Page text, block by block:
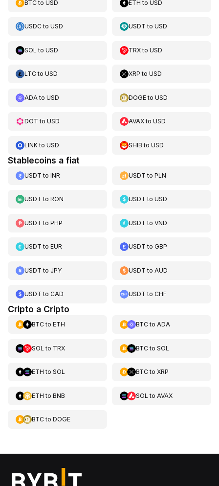
BTCto USD ETH toUSD
USDCto USD USDT toUSD
SOL to USD TRXtoUSD
LTCto USD XRP toUSD
ADA to USD DOGEtoUSD
DOT to USD AVAXtoUSD
LINKto USD SHIB toUSD
Stablecoins a fiat
USDT to INR USDT toPLN
USDT to RON USDT toUSD
USDT to PHP USDT toVND
USDT to EUR USDT toGBP
USDT to JPY USDT to AUD
USDT to CAD USDT toCHF
Cripto a Cripto
BTCto ETH BTCto ADA
SOL to TRX BTCto SOL
ETH to SOL BTCto XRP
ETH to BNB SOL to AVAX
BTCto DOGE